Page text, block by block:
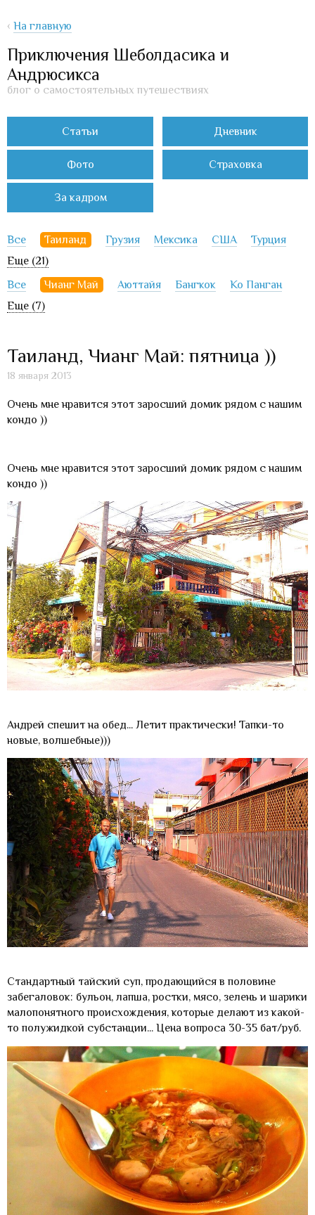
‹ На главную
Приключения Шеболдасика и
Андрюсикса
блог о самостоятельных путешествиях
Статьи Дневник
Фото Страховка
За кадром
Все Таиланд Грузия Мексика США
Турция
Еще (21)
Все
Чианг Май Аюттайя Бангкок
Ко Панган
Еще (7)
Таиланд, Чианг Май: пятница ))
18 января 2013
Очень мне нравится этот заросший домик рядом с нашим
кондо ))
Очень мне нравится этот заросший домик рядом с нашим
кондо ))
Андрей спешит на обед... Летит практически! Тапки-то
новые, волшебные)))
Стандартный тайский суп, продающийся в половине
забегаловок: бульон, лапша, ростки, мясо, зелень и шарики
малопонятного происхождения, которые делают из какой-
то полужидкой субстанции... Цена вопроса 30-35 бат/руб.